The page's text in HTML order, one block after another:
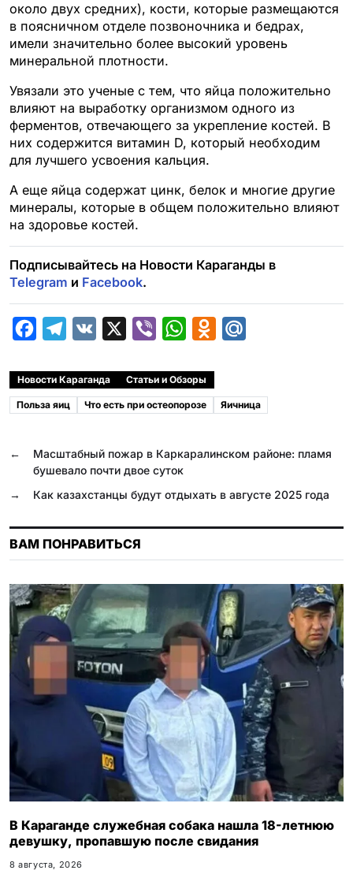
около двух средних), кости, которые размещаются
в поясничном отделе позвоночника и бедрах,
имели значительно более высокий уровень
минеральной плотности.
Увязали это ученые с тем, что яйца положительно
влияют на выработку организмом одного из
ферментов, отвечающего за укрепление костей. В
них содержится витамин D, который необходим
для лучшего усвоения кальция.
А еще яйца содержат цинк, белок и многие другие
минералы, которые в общем положительно влияют
на здоровье костей.
Подписывайтесь на Новости Караганды в
Telegram и Facebook.
c
e
o
o
k
l
e
a
m
b
e
W
a
t
p
o
s
i
k
i
l
Новости Караганда Статьи и Обзоры
Польза яиц Что есть при остеопорозе Яичница
←
Масштабный пожар в Каркаралинском районе: пламя
бушевало почти двое суток
→
Как казахстанцы будут отдыхать в августе 2025 года
ВАМ ПОНРАВИТЬСЯ
В Караганде служебная собака нашла 18-летнюю
девушку, пропавшую после свидания
8 августа, 2026